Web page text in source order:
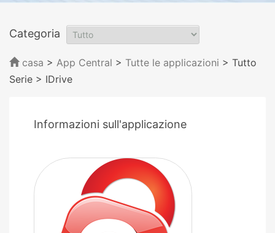
Categoria
casa > App Central > Tutte le applicazioni > Tutto
Serie > IDrive
Informazioni sull'applicazione